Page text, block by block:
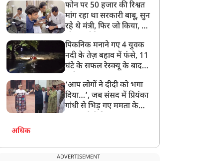
बेटी को गोद लें प्रधानमंत्री
फोन पर 50 हजार की रिश्वत
मांग रहा था सरकारी बाबू, सुन
रहे थे मंत्री, फिर जो किया, वो
पिकनिक मनाने गए 4 युवक
नदी के तेज़ बहाव में फंसे, 11
घंटे के सफल रेस्क्यू के बाद
‘आप लोगों ने दीदी को भगा
दिया…’, जब संसद में प्रियंका
गांधी से भिड़ गए ममता के
अधिक
ADVERTISEMENT